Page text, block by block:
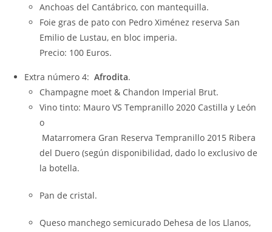
Anchoas del Cantábrico, con mantequilla.
Foie gras de pato con Pedro Ximénez reserva San
Emilio de Lustau, en bloc imperia.
Precio: 100 Euros.
Extra número 4: Afrodita.
Champagne moet & Chandon Imperial Brut.
Vino tinto: Mauro VS Tempranillo 2020 Castilla y León
o
Matarromera Gran Reserva Tempranillo 2015 Ribera
del Duero (según disponibilidad, dado lo exclusivo de
la botella.
Pan de cristal.
Queso manchego semicurado Dehesa de los Llanos,